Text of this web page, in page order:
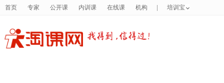
首页 专家 公开课 内训课 在线课 机构 培训宝